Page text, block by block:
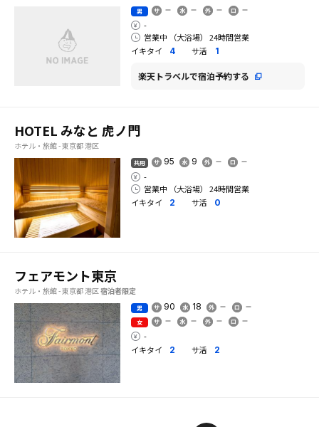
男
-
営業中 （大浴場） 24時間営業
イキタイ
4 サ活 1
楽天トラベルで宿泊予約する
HOTEL みなと 虎ノ門
ホテル・旅館 - 東京都 港区
共用 95 9
-
営業中 （大浴場） 24時間営業
イキタイ
2 サ活 0
フェアモント東京
ホテル・旅館 - 東京都 港区宿泊者限定
男 90 18
女
-
イキタイ
2 サ活 2